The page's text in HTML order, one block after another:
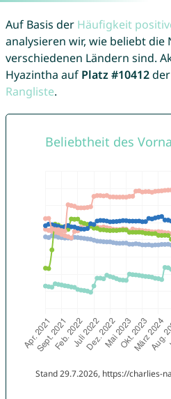
Auf Basis der Häufigkeit
analysieren wir, wie beliebt die
verschiedenen Ländern sind.
Hyazintha auf Platz #10412der
Rangliste.